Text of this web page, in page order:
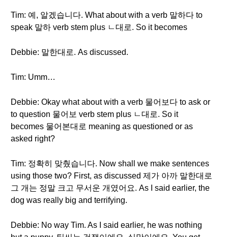
Tim: 예, 알겠습니다. What about with a verb 말하다 to
speak 말하 verb stem plus ㄴ대로. So it becomes
Debbie: 말한대로. As discussed.
Tim: Umm…
Debbie: Okay what about with a verb 물어보다 to ask or
to question 물어보 verb stem plus ㄴ대로. So it
becomes 물어본대로 meaning as questioned or as
asked right?
Tim: 정확히 맞췄습니다. Now shall we make sentences
using those two? First, as discussed 제가 아까 말한대로
그 개는 정말 크고 무서운 개였어요. As I said earlier, the
dog was really big and terrifying.
Debbie: No way Tim. As I said earlier, he was nothing